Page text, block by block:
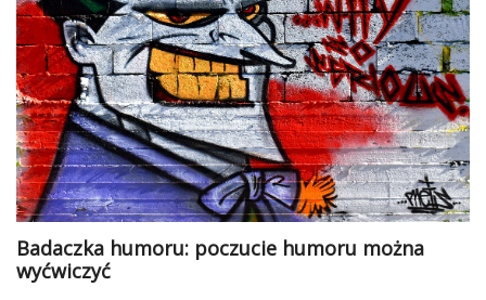
Badaczka humoru: poczucie humoru można
wyćwiczyć